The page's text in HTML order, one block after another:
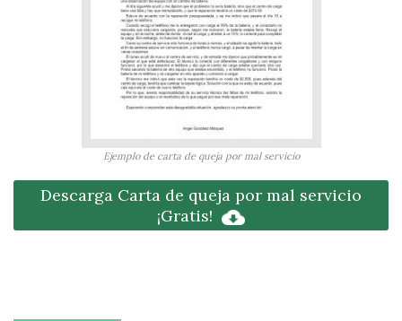
Ejemplo de carta de queja por mal servicio
Descarga Carta de queja por mal servicio
¡Gratis!